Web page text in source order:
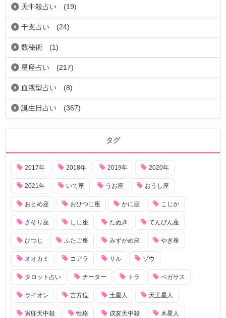
天中殺占い (19)
干支占い (24)
数秘術 (1)
星座占い (217)
血液型占い (8)
誕生日占い (367)
タグ
2017年 2018年 2019年 2020年
2021年 いて座 うお座 おうし座
おとめ座 おひつじ座 かに座 こじか
さそり座 しし座 たぬき てんびん座
ひつじ ふたご座 みずがめ座 やぎ座
オオカミ コアラ サル ゾウ
タロット占い チーター トラ ペガサス
ライオン 吉方位 土星人 天王星人
寅卯天中殺 性格 戌亥天中殺 木星人